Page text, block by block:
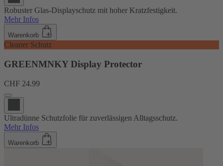
Robuster Glas-Displayschutz mit hoher Kratzfestigkeit.
Mehr Infos
Warenkorb
Cleaner Schutz
GREENMNKY Display Protector
CHF 24.99
Ultradünne Schutzfolie für zuverlässigen Alltagsschutz.
Mehr Infos
Warenkorb